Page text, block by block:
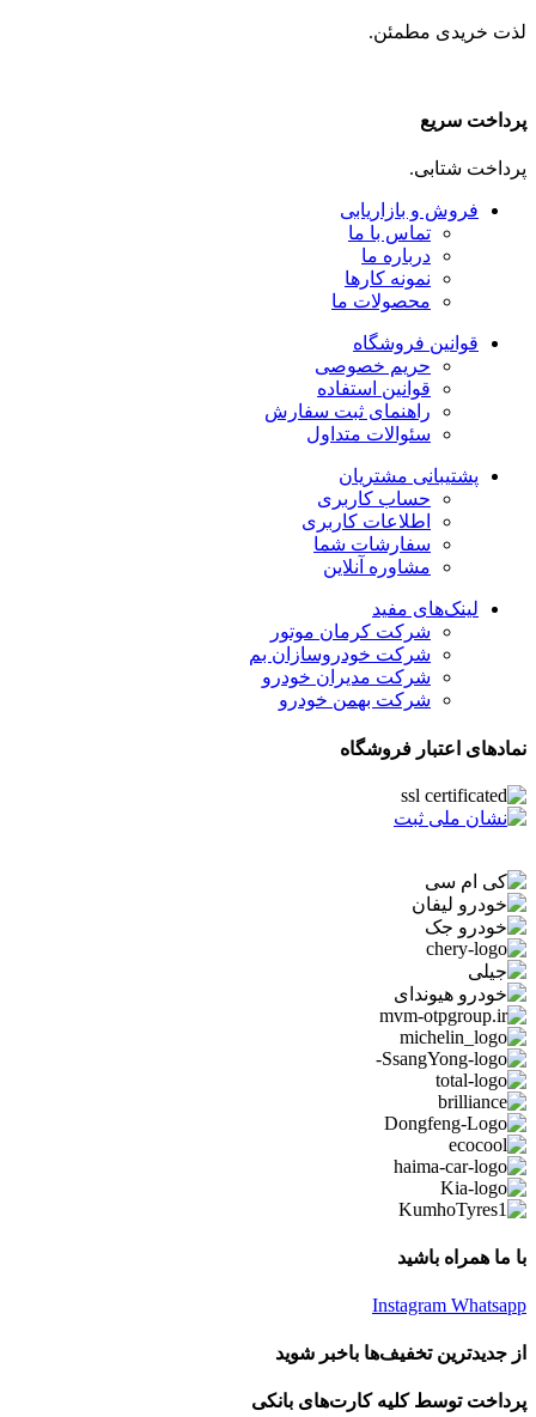
لذت خریدی مطمئن.
پرداخت سریع
پرداخت شتابی.
فروش و بازاریابی
تماس با ما
درباره ما
نمونه کارها
محصولات ما
قوانین فروشگاه
حریم خصوصی
قوانین استفاده
راهنمای ثبت سفارش
سئوالات متداول
پشتیبانی مشتریان
حساب کاربری
اطلاعات کاربری
سفارشات شما
مشاوره آنلاین
لینک‌های مفید
شرکت کرمان موتور
شرکت خودروسازان بم
شرکت مدیران خودرو
شرکت بهمن خودرو
نمادهای اعتبار فروشگاه
با ما همراه باشید
Instagram Whatsapp
از جدیدترین تخفیف‌ها باخبر شوید
پرداخت توسط کلیه کارت‌های بانکی